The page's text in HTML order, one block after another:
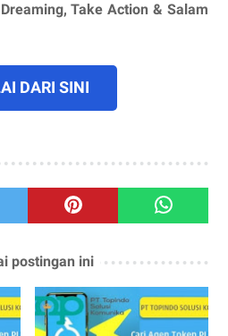
Take Action & Salam
DARI SINI
postingan ini